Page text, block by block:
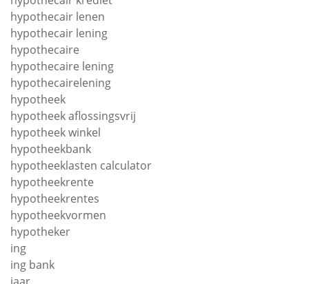
hypothecair lenen
hypothecair lening
hypothecaire
hypothecaire lening
hypothecairelening
hypotheek
hypotheek aflossingsvrij
hypotheek winkel
hypotheekbank
hypotheeklasten calculator
hypotheekrente
hypotheekrentes
hypotheekvormen
hypotheker
ing
ing bank